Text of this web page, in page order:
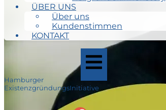
ÜBER UNS
Über uns
Kundenstimmen
KONTAKT
Hamburger
ExistenzgründungsInitiative